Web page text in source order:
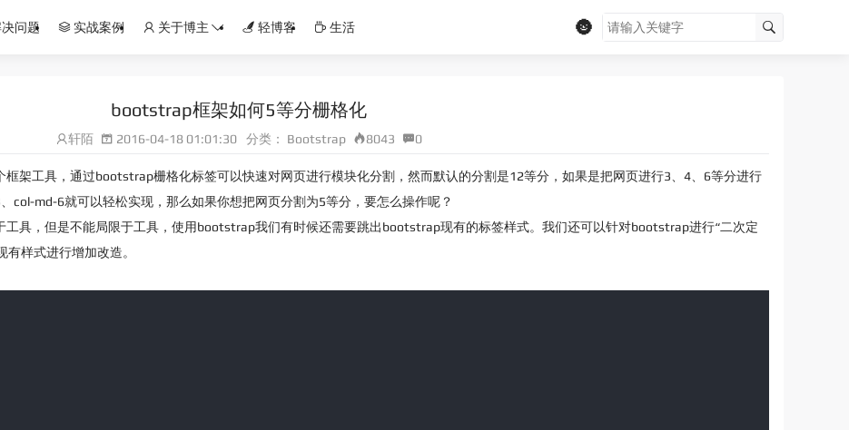
问题 实战案例 关于博主 轻博客 生活 🌚
bootstrap框架如何5等分栅格化
轩陌 2016-04-18 01:01:30 分类： Bootstrap 8043 0
框架工具，通过bootstrap栅格化标签可以快速对网页进行模块化分割，然而默认的分割是12等分，如果是把网页进行3、4、6等分进行
col-md-6就可以轻松实现，那么如果你想把网页分割为5等分，要怎么操作呢？
具，但是不能局限于工具，使用bootstrap我们有时候还需要跳出bootstrap现有的标签样式。我们还可以针对bootstrap进行“二次定
样式进行增加改造。